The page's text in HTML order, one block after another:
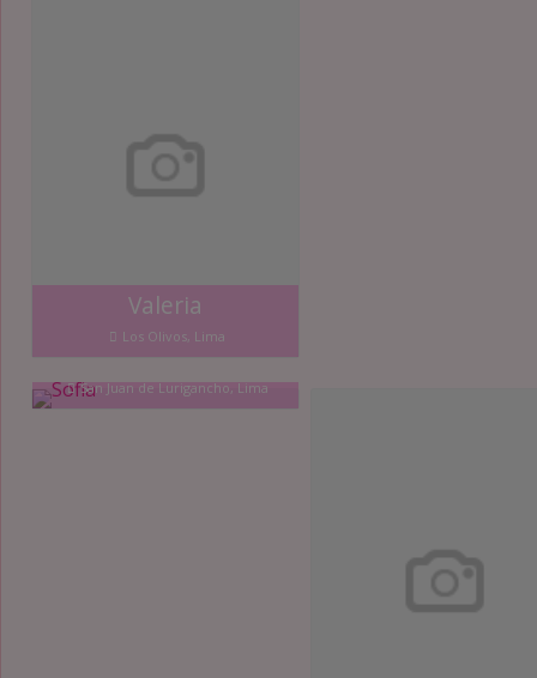
Valeria
Los Olivos, Lima
Sofia
San Juan de Lurigancho, Lima